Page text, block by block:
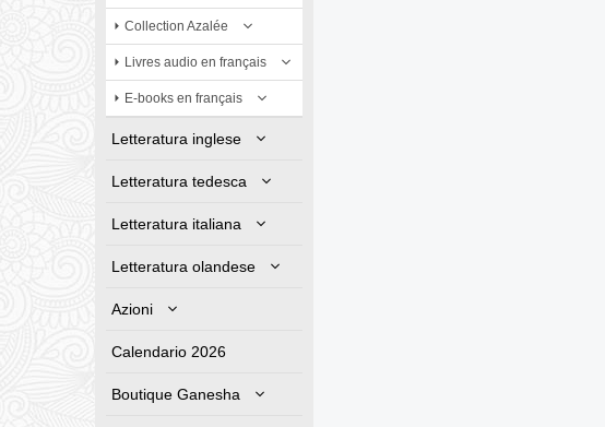
Collection Azalée
Livres audio en français
E-books en français
Letteratura inglese
Letteratura tedesca
Letteratura italiana
Letteratura olandese
Azioni
Calendario 2026
Boutique Ganesha